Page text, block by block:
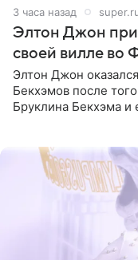
3 часа назад
Элтон Джон
своей вилле во
Элтон Джон
Бекхэмов после
Бруклина Бекхэма и